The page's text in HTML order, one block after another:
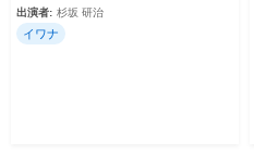
出演者: 杉坂 研治
イワナ